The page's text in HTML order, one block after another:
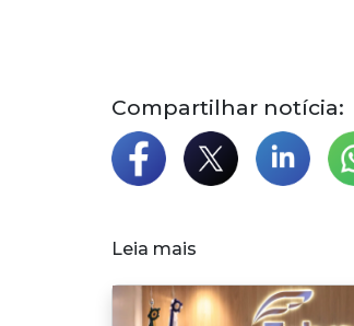
Compartilhar notícia:
Leia mais